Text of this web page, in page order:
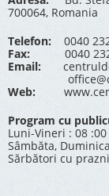
700064, Romania
Telefon: 0040
Fax: 0040 232
Email:
Web:
Program cu
Luni-Vineri : 08 :00
Sâmbăta,
Sărbători cu